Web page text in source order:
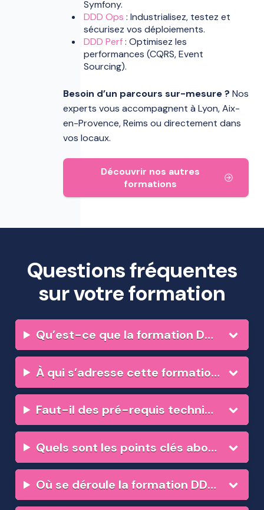
Symfony.
DDD Ops : Industrialisez, testez et
sécurisez vos déploiements.
DDD Perf: Optimisez les
performances (CQRS, Event
Sourcing).
Besoin d’un parcours sur-mesure ? Nos
experts vous accompagnent à Lyon, Aix-
en-Provence, Reims ou directement dans
vos locaux.
Découvrir nos autres
formations
Questions fréquentes
sur votre formation
Qu’est-ce que la formation DDD Basics ?
À qui s’adresse cette formation au Domain-Driven Design ?
Faut-il des pré-requis techniques pour s’inscrire ?
Quels sont les points clés abordés dans le programme de formation ?
Où se déroule la formation DDD Basics ?